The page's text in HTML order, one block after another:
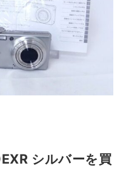
シルバーを買